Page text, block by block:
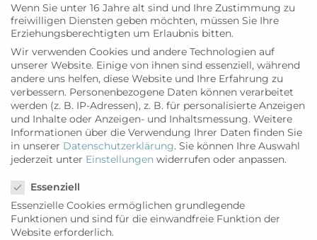
Vier seiner aktuellen Lieblingsmotive hat
Wolfgang Sohn er eigens für unsere
Myilands-Leser ausgewählt und als
Fotoabzug in einer exklusiven, limitierten
Edition aufgelegt. Wer will kann sich damit
ein Stück Mallorca nach Hause holen oder
es verschenken.
Zum Preis von € 149,- (nummeriert,
inklusiv Verpackung, Porto und MwSt
können Myilands-Leser die Bilder in
unserem Online-Shop erwerben. Ein
Wenn Sie unter 16 Jahre alt sind und Ihre Zustimmung zu
freiwilligen Diensten geben möchten, müssen Sie Ihre
Erziehungsberechtigten um Erlaubnis bitten.
Wir verwenden Cookies und andere Technologien auf
unserer Website. Einige von ihnen sind essenziell, während
andere uns helfen, diese Website und Ihre Erfahrung zu
verbessern. Personenbezogene Daten können verarbeitet
werden (z. B. IP-Adressen), z. B. für personalisierte Anzeigen
und Inhalte oder Anzeigen- und Inhaltsmessung. Weitere
Informationen über die Verwendung Ihrer Daten finden Sie
in unserer Datenschutzerklärung. Sie können Ihre Auswahl
jederzeit unter Einstellungen widerrufen oder anpassen.
Essenziell
Essenzielle Cookies ermöglichen grundlegende
Funktionen und sind für die einwandfreie Funktion der
Website erforderlich.